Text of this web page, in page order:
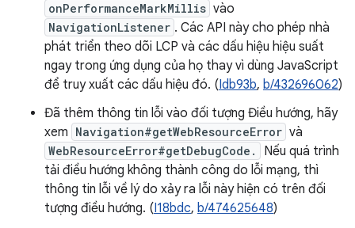
onPerformanceMarkMillis vào
NavigationListener . Các API này cho phép nhà
phát triển theo dõi LCP và các dấu hiệu hiệu suất
ngay trong ứng dụng của họ thay vì dùng JavaScript
để truy xuất các dấu hiệu đó. (Idb93b, b/432696062)
Đã thêm thông tin lỗi vào đối tượng Điều hướng, hãy
xem Navigation#getWebResourceError và
WebResourceError#getDebugCode.
Nếu quá trình
tải điều hướng không thành công do lỗi mạng, thì
thông tin lỗi về lý do xảy ra lỗi này hiện có trên đối
tượng điều hướng. (I18bdc, b/474625648)